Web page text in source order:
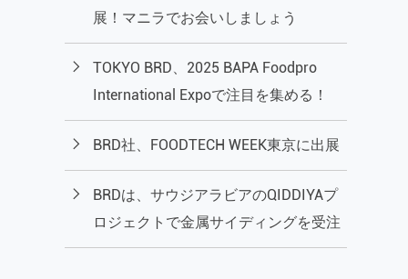
展！マニラでお会いしましょう
TOKYO BRD、2025 BAPA Foodpro
International Expoで注目を集める！
BRD社、FOODTECH WEEK東京に出展
BRDは、サウジアラビアのQIDDIYAプ
ロジェクトで金属サイディングを受注